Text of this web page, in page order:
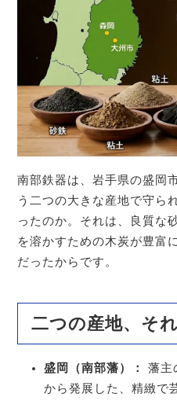
南部鉄器は、岩手県の盛岡
う二つの大きな産地で守ら
ったのか。それは、良質な
を溶かすための木炭が豊富
だったからです。
二つの産地、そ
盛岡（南部藩）：
藩主
から発展した、精緻で